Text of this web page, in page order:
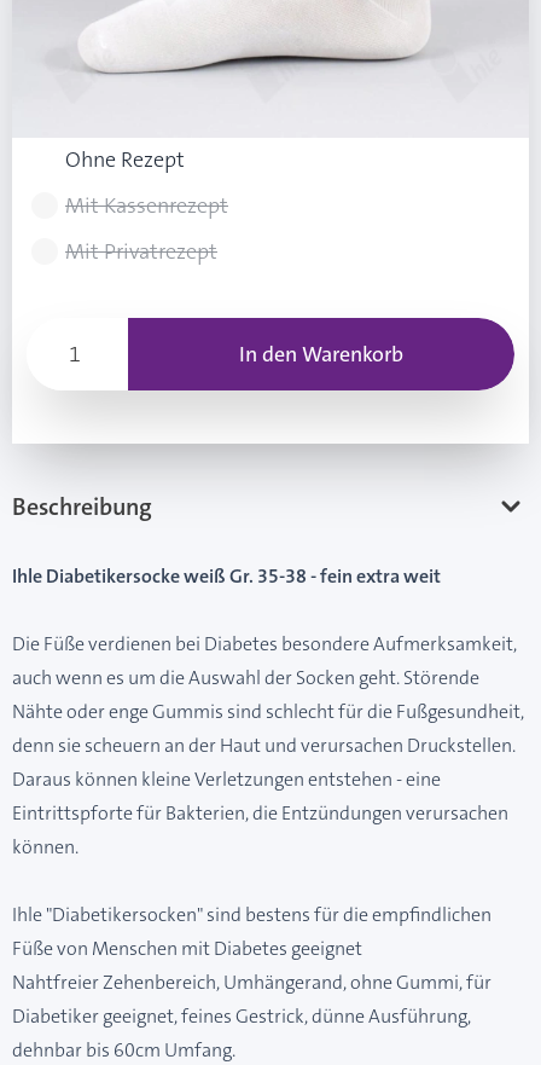
Ab 3 Stk.
(0,50 € Ersparnis pro Stk.)
Ohne Rezept
Mit Kassenrezept
Mit Privatrezept
In den Warenkorb
Beschreibung
Ihle Diabetikersocke weiß Gr. 35-38 - fein extra weit
Die Füße verdienen bei Diabetes besondere Aufmerksamkeit,
auch wenn es um die Auswahl der Socken geht. Störende
Nähte oder enge Gummis sind schlecht für die Fußgesundheit,
denn sie scheuern an der Haut und verursachen Druckstellen.
Daraus können kleine Verletzungen entstehen - eine
Eintrittspforte für Bakterien, die Entzündungen verursachen
können.
Ihle "Diabetikersocken" sind bestens für die empfindlichen
Füße von Menschen mit Diabetes geeignet
Nahtfreier Zehenbereich, Umhängerand, ohne Gummi, für
Diabetiker geeignet, feines Gestrick, dünne Ausführung,
dehnbar bis 60cm Umfang.